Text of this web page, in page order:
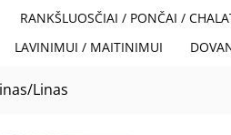
RANKŠLUOSČIAI / PONČAI /
LAVINIMUI / MAITINIMUI
Linas